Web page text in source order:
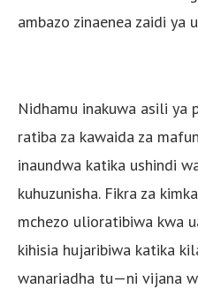
ambazo zinaenea zaidi ya
Nidhamu inakuwa asili
ratiba za kawaida za
inaundwa katika ushindi
kuhuzunisha. Fikra za
mchezo ulioratibiwa kwa
kihisia hujaribiwa katika
wanariadha tu—ni vijana